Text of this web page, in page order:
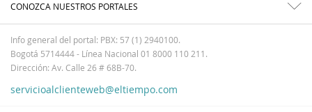
CONOZCA NUESTROS PORTALES
Info general del portal: PBX: 57 (1) 2940100.
Bogotá 5714444 - Línea Nacional 01 8000 110 211.
Dirección: Av. Calle 26 # 68B-70.
servicioalclienteweb@eltiempo.com